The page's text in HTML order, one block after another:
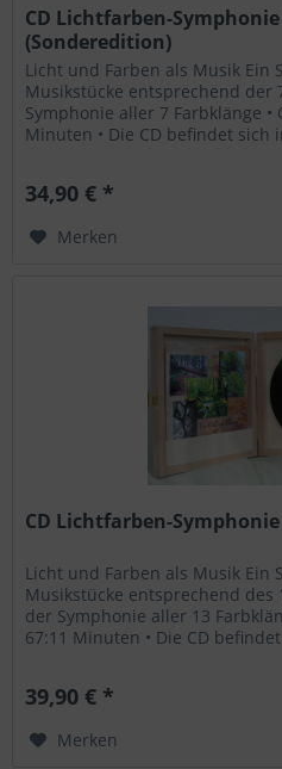
CD Lichtfarben-
(Sonderedition)
Licht und Farben als Musik Ein
Musikstücke entsprechend der
Symphonie aller 7 Farbklänge •
Minuten • Die CD befindet sich
34,90 € *
Merken
CD Lichtfarben-
Licht und Farben als Musik Ein
Musikstücke entsprechend des
der Symphonie aller 13
67:11 Minuten • Die CD
39,90 € *
Merken